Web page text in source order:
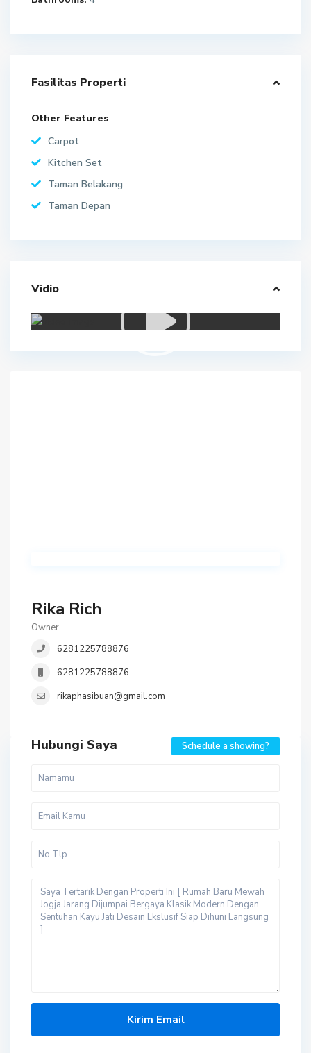
Fasilitas Properti
Other Features
Carpot
Kitchen Set
Taman Belakang
Taman Depan
Vidio
Rika Rich
Owner
6281225788876
6281225788876
rikaphasibuan@gmail.com
Hubungi Saya Schedule a showing?